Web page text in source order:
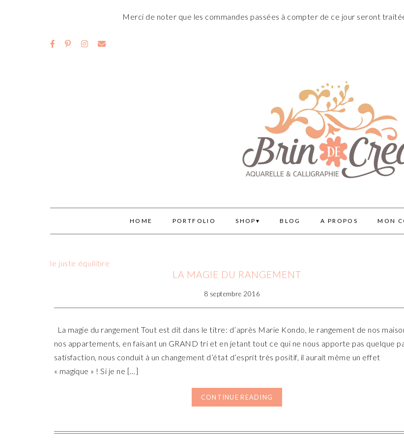
Merci de noter que les commandes passées à compter de ce jour seront
HOME PORTFOLIO SHOP BLOG A PROPOS MON
le juste équilibre
LA MAGIE DU RANGEMENT
8 septembre 2016
La magie du rangement Tout est dit dans le titre: d’après Marie Kondo, le rangement de nos
nos appartements, en faisant un GRAND tri et en jetant tout ce qui ne nous apporte pas quelque
satisfaction, nous conduit à un changement d’état d’esprit très positif, il aurait même un effet
« magique » ! Si je ne […]
CONTINUE READING